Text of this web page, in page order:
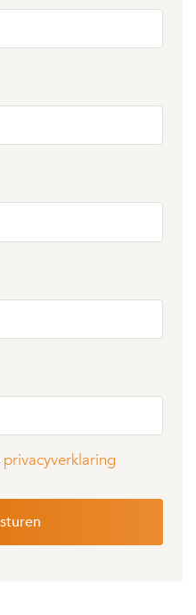
privacyverklaring